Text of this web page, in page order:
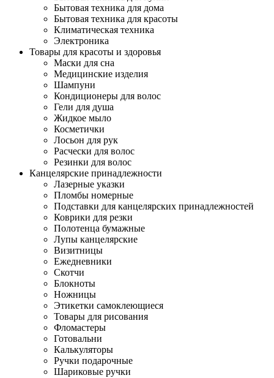
Бытовая техника для дома
Бытовая техника для красоты
Климатическая техника
Электроника
Товары для красоты и здоровья
Маски для сна
Медицинские изделия
Шампуни
Кондиционеры для волос
Гели для душа
Жидкое мыло
Косметички
Лосьон для рук
Расчески для волос
Резинки для волос
Канцелярские принадлежности
Лазерные указки
Пломбы номерные
Подставки для канцелярских принадлежностей
Коврики для резки
Полотенца бумажные
Лупы канцелярские
Визитницы
Ежедневники
Скотчи
Блокноты
Ножницы
Этикетки самоклеющиеся
Товары для рисования
Фломастеры
Готовальни
Калькуляторы
Ручки подарочные
Шариковые ручки